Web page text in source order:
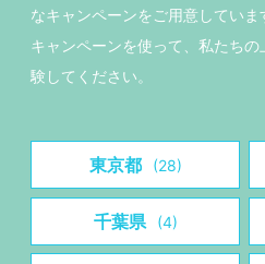
なキャンペーンをご用意していま
キャンペーンを使って、私たち
験してください。
東京都 (28)
千葉県 (4)